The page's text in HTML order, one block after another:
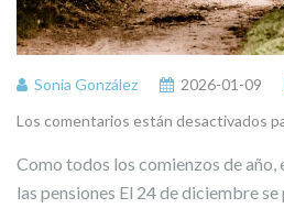
Sonia González 2026-01-09
Los comentarios están desactivados
Como todos los comienzos de año,
las pensiones El 24 de diciembre